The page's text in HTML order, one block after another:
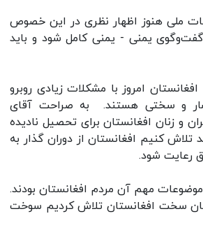
ملی هنوز اظهار نظری در این خصوص
یمنی - یمنی کامل شود و باید
امروز با مشکلات زیادی روبرو
و سختی هستند. به صراحت آقای
و زنان افغانستان برای تحصیل نادیده
کنیم افغانستان از دوران گذار به
رعایت شود.
مهم آن مردم افغانستان بودند.
سخت افغانستان تلاش کردیم سوخت